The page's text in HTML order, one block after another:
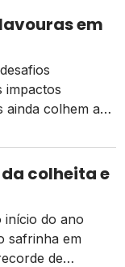
e, […]
em
impactos
ainda colhem a
seco, com
oeste e sul de
colheita e
início do ano
safrinha em
de